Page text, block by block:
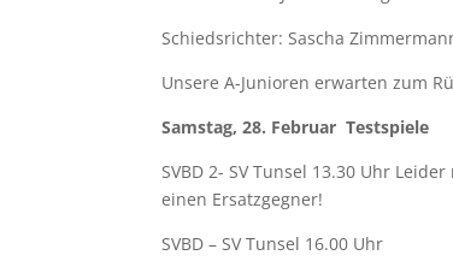
Schiedsrichter: Sascha
Unsere A-Junioren erwarten zum
Samstag, 28. Februar Testspiele
SVBD 2- SV Tunsel 13.30 Uhr
einen Ersatzgegner!
SVBD – SV Tunsel 16.00 Uhr